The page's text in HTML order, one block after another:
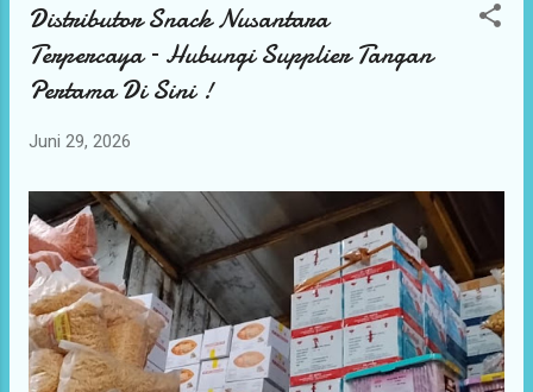
Distributor Snack Nusantara
Terpercaya – Hubungi Supplier Tangan
Pertama Di Sini !
Juni 29, 2026